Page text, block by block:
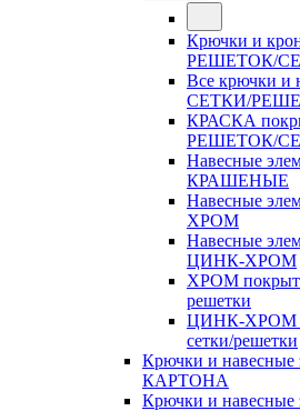
Крючки и
РЕШЕТОК/
Все крючки и
СЕТКИ/
КРАСКА
РЕШЕТОК/
Навесные
КРАШЕНЫЕ
Навесные
ХРОМ
Навесные
ЦИНК-ХРОМ
ХРОМ
решетки
ЦИНК-ХРОМ
сетки/решетки
Крючки и навесные
КАРТОНА
Крючки и